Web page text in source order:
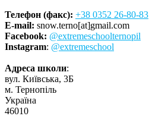
Телефон (факс): +38 0352 26-80-83
E-mail: snow.terno[at]gmail.com
Facebook: @extremeschoolternopil
Instagram: @extremeschool
Адреса школи:
вул. Київська, 3Б
м. Тернопіль
Україна
46010